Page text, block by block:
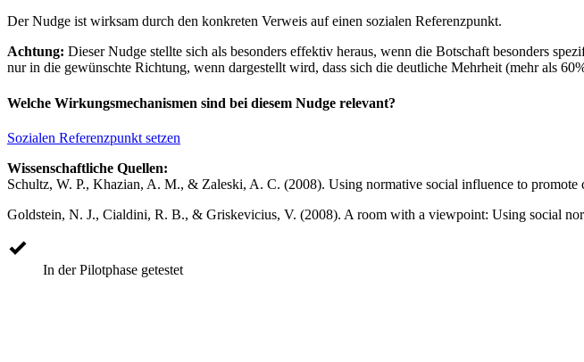
Der Nudge ist wirksam durch den konkreten Verweis auf einen sozialen Referenzpunkt.
Achtung: Dieser Nudge stellte sich als besonders effektiv heraus, wenn die Botschaft besonders
nur in die gewünschte Richtung, wenn dargestellt wird, dass sich die deutliche Mehrheit (mehr als
Welche Wirkungsmechanismen sind bei diesem Nudge relevant?
Sozialen Referenzpunkt setzen
Wissenschaftliche Quellen:
Schultz, W. P., Khazian, A. M., & Zaleski, A. C. (2008). Using normative social influence to promote
Goldstein, N. J., Cialdini, R. B., & Griskevicius, V. (2008). A room with a viewpoint: Using social
In der Pilotphase getestet